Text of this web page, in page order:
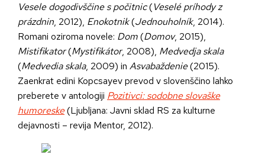
Vesele dogodivščine s počitnic(Veselé príhody z
prázdnin, 2012), Enokotnik(Jednouholník, 2014).
Romani oziroma novele: Dom(Domov, 2015),
Mistifikator(Mystifikátor, 2008), Medvedja skala
(Medvedia skala, 2009) in Asvabaždenie(2015).
Zaenkrat edini Kopcsayev prevod v slovenščino lahko
preberete v antologiji Pozitivci: sodobne slovaške
humoreske(Ljubljana: Javni sklad RS za kulturne
dejavnosti – revija Mentor, 2012).